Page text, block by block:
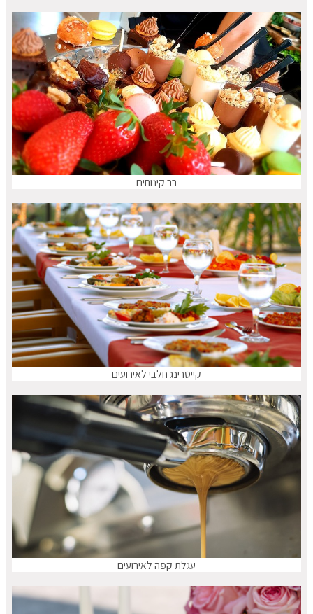
בר קינוחים
קייטרינג חלבי לאירועים
עגלת קפה לאירועים